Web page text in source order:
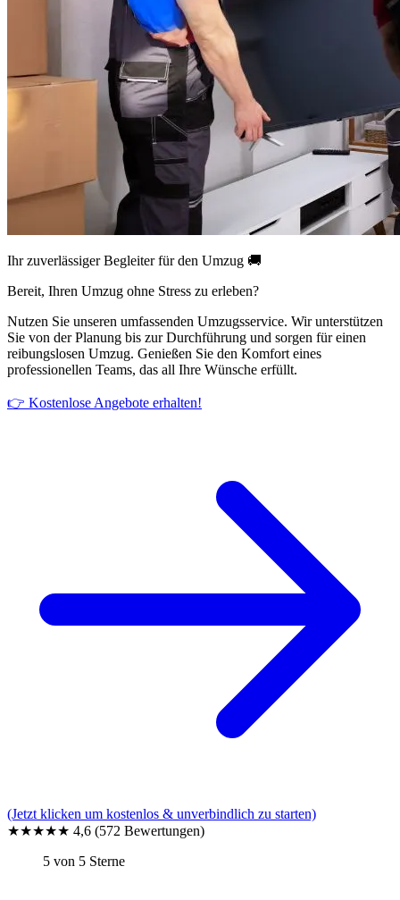
Ihr zuverlässiger Begleiter für den Umzug 🚚
Bereit, Ihren Umzug ohne Stress zu erleben?
Nutzen Sie unseren umfassenden Umzugsservice. Wir unterstützen
Sie von der Planung bis zur Durchführung und sorgen für einen
reibungslosen Umzug. Genießen Sie den Komfort eines
professionellen Teams, das all Ihre Wünsche erfüllt.
👉 Kostenlose Angebote erhalten!
(Jetzt klicken um kostenlos & unverbindlich zu starten)
★★★★★ 4,6 (572 Bewertungen)
5 von 5 Sterne